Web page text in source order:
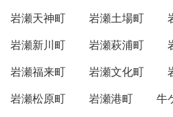
岩瀬天神町
岩瀬土場町
岩瀬新川町
岩瀬萩浦町
岩瀬福来町
岩瀬文化町
岩瀬松原町
岩瀬港町 牛